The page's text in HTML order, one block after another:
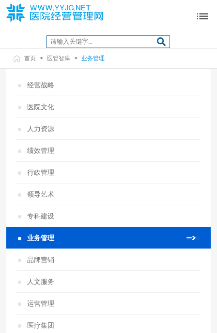
首页 > 医管智库 > 业务管理
经营战略
医院文化
人力资源
绩效管理
行政管理
领导艺术
专科建设
业务管理
品牌营销
人文服务
运营管理
医疗集团